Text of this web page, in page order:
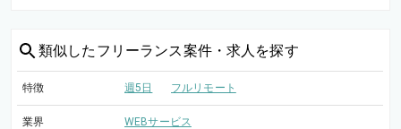
類似した フリーランス案件・求人を探す
特徴 週5日 フルリモート
業界 WEBサービス